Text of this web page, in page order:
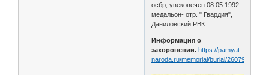
осбр; увековечен 08.05.1992
медальон- отр. " Гвардия",
Даниловский РВК.
Информация о
захоронении. https://pamyat-
naroda.ru/memorial/burial/260793009
: